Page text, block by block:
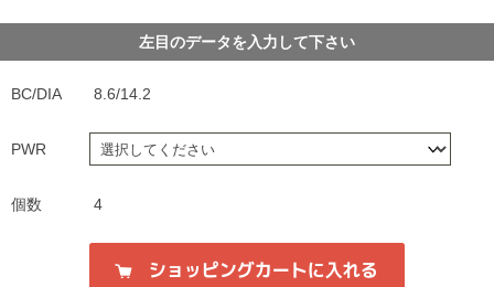
左目のデータを入力して下さい
BC/DIA 8.6/14.2
PWR
個数 4